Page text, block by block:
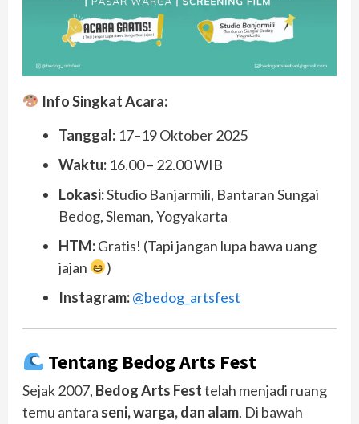
Info Singkat Acara:
Tanggal: 17–19 Oktober 2025
Waktu: 16.00 – 22.00 WIB
Lokasi:Studio Banjarmili, Bantaran Sungai
Bedog, Sleman, Yogyakarta
HTM:Gratis! (Tapi jangan lupa bawa uang
jajan
)
Instagram:@bedog_artsfest
Tentang Bedog Arts Fest
Sejak 2007, Bedog Arts Festtelah menjadi ruang
temu antara seni, warga, dan alam. Di bawah